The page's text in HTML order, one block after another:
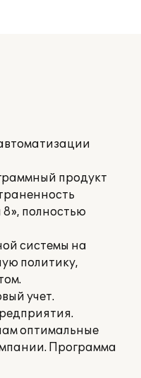
продукт
полностью
системы на
политику,
учет.
оптимальные
Программа